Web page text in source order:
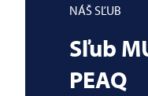
NÁŠ SĽUB
Sľub
PEAQ